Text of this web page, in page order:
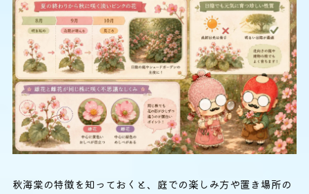
秋海棠の特徴を知っておくと、庭での楽しみ方や置き場所の